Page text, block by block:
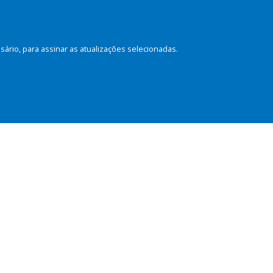
para assinar as atualizações selecionadas.